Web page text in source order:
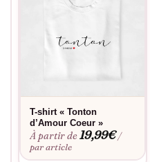
T-shirt « Tonton
d’Amour Coeur »
À partir de19,99€ /
par article